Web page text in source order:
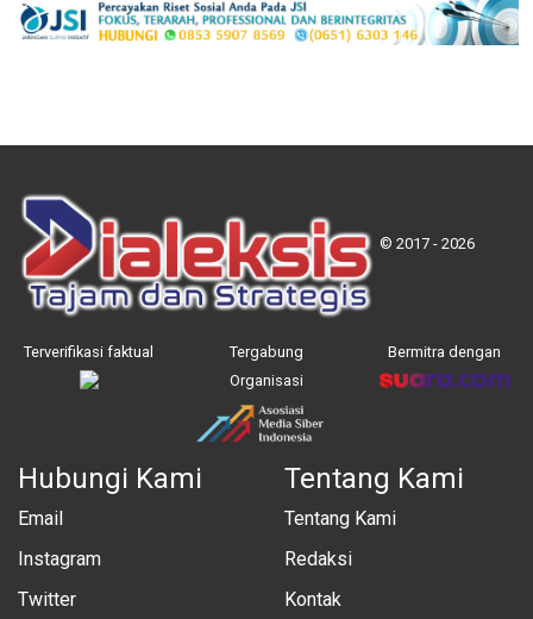
© 2017 - 2026
Terverifikasi faktual
Tergabung
Organisasi
Bermitra dengan
Hubungi Kami
Email
Instagram
Twitter
Tentang Kami
Tentang Kami
Redaksi
Kontak